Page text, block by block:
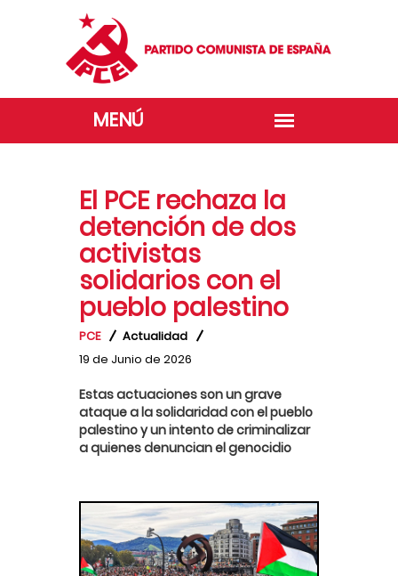
El PCE rechaza la
detención de dos
activistas
solidarios con el
pueblo palestino
PCE
Actualidad
19 de Junio de 2026
Estas actuaciones son un grave
ataque a la solidaridad con el pueblo
palestino y un intento de criminalizar
a quienes denuncian el genocidio